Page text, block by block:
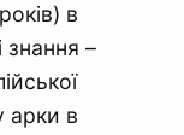
в
знання –
арки в